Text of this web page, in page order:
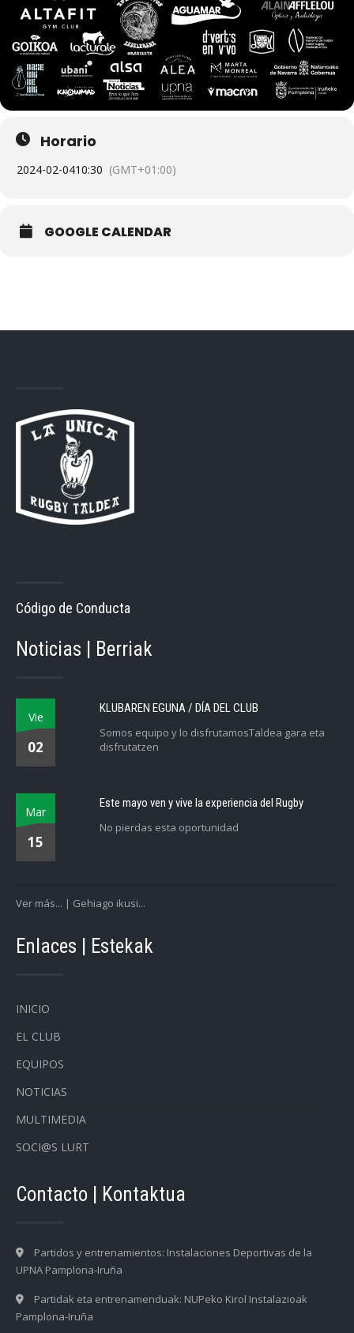
Horario
2024-02-0410:30 (GMT+01:00)
GOOGLE CALENDAR
Código de Conducta
Noticias | Berriak
Vie
02
KLUBAREN EGUNA / DÍA DEL CLUB
Somos equipo y lo disfrutamosTaldea gara eta
disfrutatzen
Mar
15
Este mayo ven y vive la experiencia del Rugby
No pierdas esta oportunidad
Ver más... | Gehiago ikusi...
Enlaces | Estekak
INICIO
EL CLUB
EQUIPOS
NOTICIAS
MULTIMEDIA
SOCI@S LURT
Contacto | Kontaktua
Partidos y entrenamientos: Instalaciones Deportivas de la
UPNA Pamplona-Iruña
Partidak eta entrenamenduak: NUPeko Kirol Instalazioak
Pamplona-Iruña